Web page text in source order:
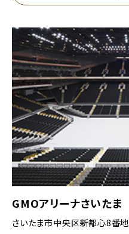
GMOアリーナさいたま
さいたま市中央区新都心8番地